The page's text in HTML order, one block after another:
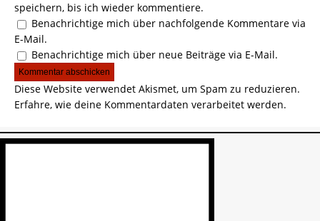
speichern, bis ich wieder kommentiere.
Benachrichtige mich über nachfolgende Kommentare via
E-Mail.
Benachrichtige mich über neue Beiträge via E-Mail.
Diese Website verwendet Akismet, um Spam zu reduzieren.
Erfahre, wie deine Kommentardaten verarbeitet werden.